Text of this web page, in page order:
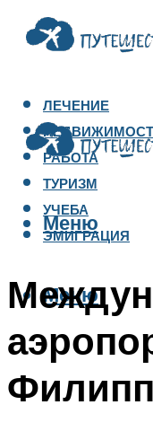
ЛЕЧЕНИЕ
РАБОТА
ТУРИЗМ
УЧЕБА
ЭМИГРАЦИЯ
Меню
Меню